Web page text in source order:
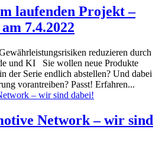
laufenden Projekt –
7.4.2022
reduzieren durch
und KI Sie wollen neue Produkte
der Serie endlich abstellen? Und dabei
vorantreiben? Passt! Erfahren...
Network – wir sind